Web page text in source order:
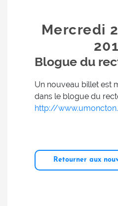
Mercredi
Blogue du
Un nouveau billet est
dans le blogue du
http://
Retourner aux